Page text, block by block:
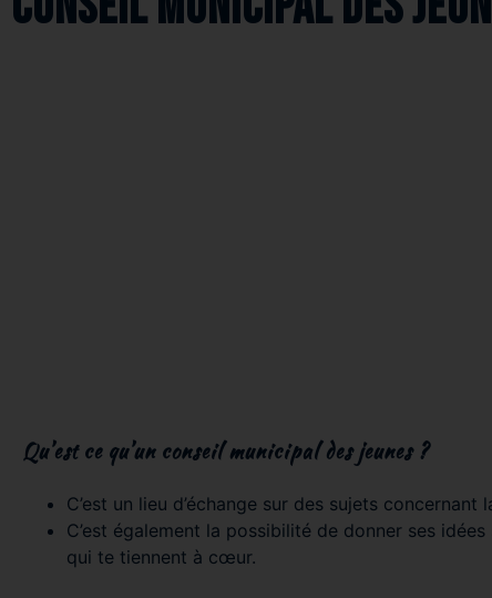
Qu’est ce qu’un conseil municipal des jeunes ?
C’est un lieu d’échange sur des sujets concernant
C’est également la possibilité de donner ses
qui te tiennent à cœur.